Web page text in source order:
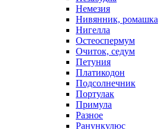
Немезия
Нивянник, ромашка
Нигелла
Остеоспермум
Очиток, седум
Петуния
Платикодон
Подсолнечник
Портулак
Примула
Разное
Ранункулюс